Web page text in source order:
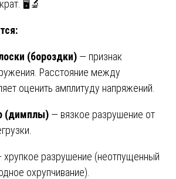
🖥️🔬
(бороздки) — признак
Расстояние между
оценить амплитуду напряжений.
(димплы) — вязкое разрушение от
хрупкое разрушение (неотпущенный
охрупчивание).